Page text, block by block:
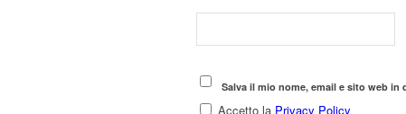
Salva il mio nome, email e sito web
Accetto la Privacy Policy